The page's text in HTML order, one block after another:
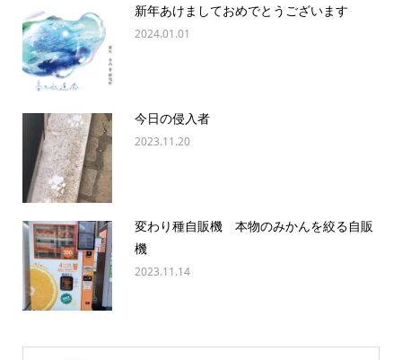
新年あけましておめでとうございます
2024.01.01
今日の侵入者
2023.11.20
変わり種自販機 本物のみかんを絞る自販
機
2023.11.14